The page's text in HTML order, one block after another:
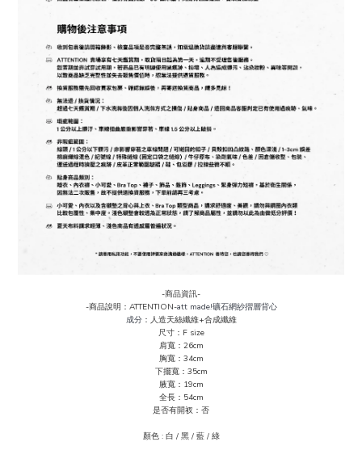
-商品資訊-
-商品說明：ATTENTION-att made!礦石網紗摺層背心
成分：人造天絲纖維+合成纖維
尺寸：F size
肩寬：26cm
胸寬：34cm
下擺寬：35cm
腋寬：19cm
全長：54cm
是否有開衩：否
顏色 : 白 / 黑 / 藍 / 綠